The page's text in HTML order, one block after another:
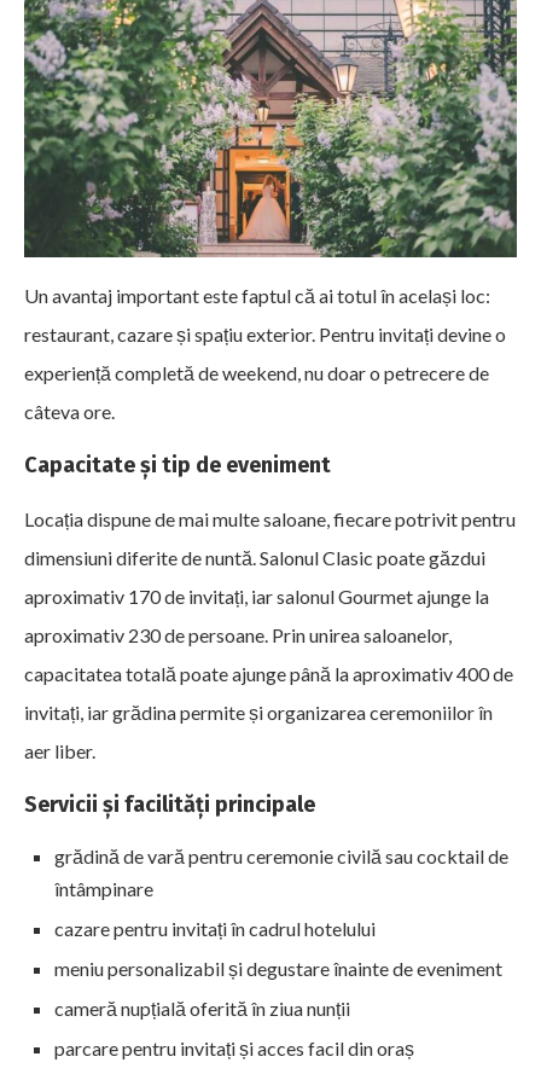
Un avantaj important este faptul că ai totul în același loc:
restaurant, cazare și spațiu exterior. Pentru invitați devine o
experiență completă de weekend, nu doar o petrecere de
câteva ore.
Capacitate și tip de eveniment
Locația dispune de mai multe saloane, fiecare potrivit pentru
dimensiuni diferite de nuntă. Salonul Clasic poate găzdui
aproximativ 170 de invitați, iar salonul Gourmet ajunge la
aproximativ 230 de persoane. Prin unirea saloanelor,
capacitatea totală poate ajunge până la aproximativ 400 de
invitați, iar grădina permite și organizarea ceremoniilor în
aer liber.
Servicii și facilități principale
grădină de vară pentru ceremonie civilă sau cocktail de
întâmpinare
cazare pentru invitați în cadrul hotelului
meniu personalizabil și degustare înainte de eveniment
cameră nupțială oferită în ziua nunții
parcare pentru invitați și acces facil din oraș